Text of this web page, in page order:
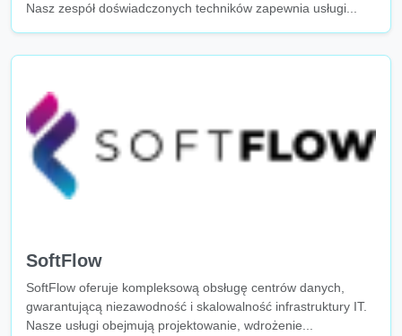
Nasz zespół doświadczonych techników zapewnia usługi...
SoftFlow
SoftFlow oferuje kompleksową obsługę centrów danych,
gwarantującą niezawodność i skalowalność infrastruktury IT.
Nasze usługi obejmują projektowanie, wdrożenie...